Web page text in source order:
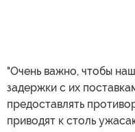
"Очень важно, чтобы
задержки с их
предоставлять
приводят к столь